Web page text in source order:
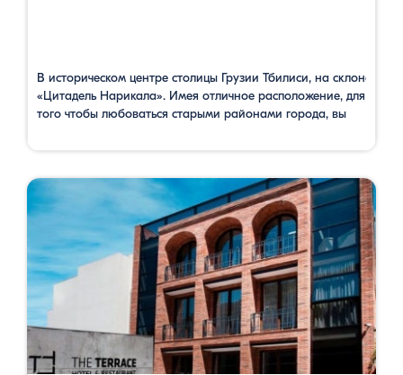
В историческом центре столицы Грузии Тбилиси, на склоне,
«Цитадель Нарикала». Имея отличное расположение, для
того чтобы любоваться старыми районами города, вы
археологический музей, где представлены артефакты,
найденные во время строительства. В ресторане с
террасой можете насладиться видом красивых древних
зданий и вкусными блюдами грузинской …